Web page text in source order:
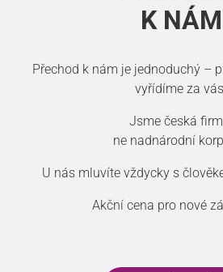
K NÁM
Přechod k nám je jednoduchý –
vyřídíme za
Jsme česká
ne nadnárodní
U nás mluvíte vždycky s
Akční cena pro nové